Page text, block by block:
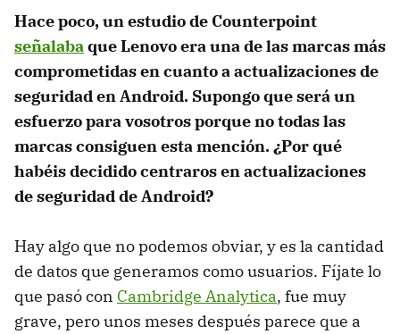
Hace poco, un estudio de Counterpoint
señalabaque Lenovo era una de las marcas más
comprometidas en cuanto a actualizaciones de
seguridad en Android. Supongo que será un
esfuerzo para vosotros porque no todas las
marcas consiguen esta mención. ¿Por qué
habéis decidido centraros en actualizaciones
de seguridad de Android?
Hay algo que no podemos obviar, y es la cantidad
de datos que generamos como usuarios. Fíjate lo
que pasó con Cambridge Analytica, fue muy
grave, pero unos meses después parece que a